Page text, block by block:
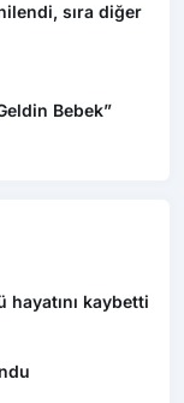
sıra diğer
Bebek”
kaybetti